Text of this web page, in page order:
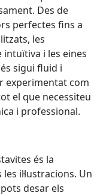
Des de
perfectes fins a
les
i les eines
sigui fluid i
experimentat com
el que necessiteu
i professional.
és la
il·lustracions. Un
desar els